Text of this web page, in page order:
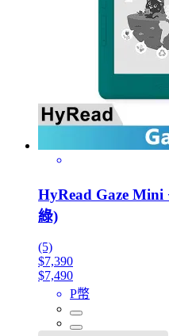
HyRead Gaze
綠)
(5)
$7,390
$7,490
P幣